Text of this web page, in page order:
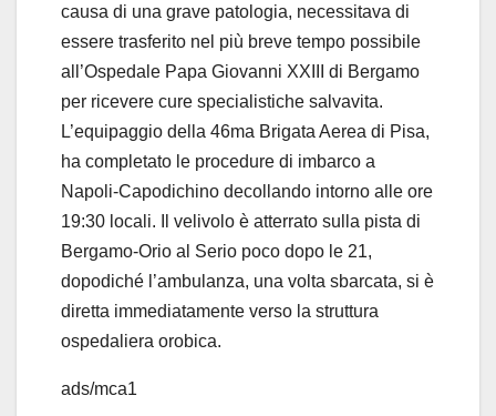
o
causa di una grave patologia, necessitava di
essere trasferito nel più breve tempo possibile
all’Ospedale Papa Giovanni XXIII di Bergamo
per ricevere cure specialistiche salvavita.
L’equipaggio della 46ma Brigata Aerea di Pisa,
ha completato le procedure di imbarco a
Napoli-Capodichino decollando intorno alle ore
19:30 locali. Il velivolo è atterrato sulla pista di
Bergamo-Orio al Serio poco dopo le 21,
dopodiché l’ambulanza, una volta sbarcata, si è
diretta immediatamente verso la struttura
ospedaliera orobica.
ads/mca1